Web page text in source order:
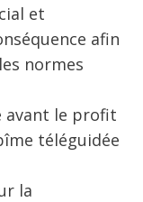
et
afin
normes
avant le profit
téléguidée
la